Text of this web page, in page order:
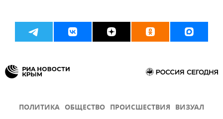
ПОЛИТИКА ОБЩЕСТВО ПРОИСШЕСТВИЯ ВИЗУАЛ